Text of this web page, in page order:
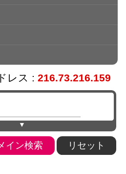
レス : 216.73.216.159
▼